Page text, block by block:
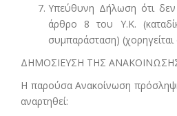
Υπεύθυνη Δήλωση ότι
άρθρο 8 του Υ.Κ.
συμπαράσταση)
ΔΗΜΟΣΙΕΥΣΗ ΤΗΣ
Η παρούσα Ανακοίνωση
αναρτηθεί: